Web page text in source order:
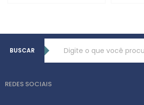
BUSCAR
REDES SOCIAIS